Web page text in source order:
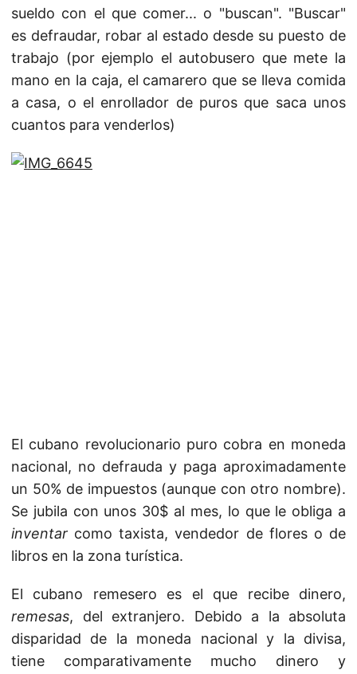
sueldo con el que comer... o "buscan". "Buscar"
es defraudar, robar al estado desde su puesto de
trabajo (por ejemplo el autobusero que mete la
mano en la caja, el camarero que se lleva comida
a casa, o el enrollador de puros que saca unos
cuantos para venderlos)
El cubano revolucionario puro cobra en moneda
nacional, no defrauda y paga aproximadamente
un 50% de impuestos (aunque con otro nombre).
Se jubila con unos 30$ al mes, lo que le obliga a
inventar como taxista, vendedor de flores o de
libros en la zona turística.
El cubano remesero es el que recibe dinero,
remesas, del extranjero. Debido a la absoluta
disparidad de la moneda nacional y la divisa,
tiene comparativamente mucho dinero y